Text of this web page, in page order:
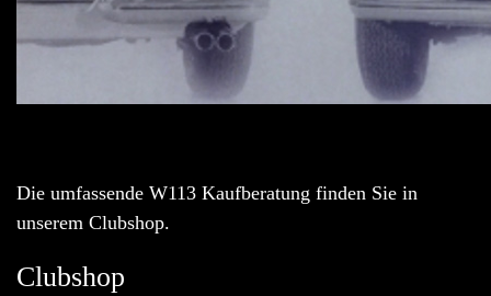
Die umfassende W113 Kaufberatung finden Sie in
unserem Clubshop.
Clubshop